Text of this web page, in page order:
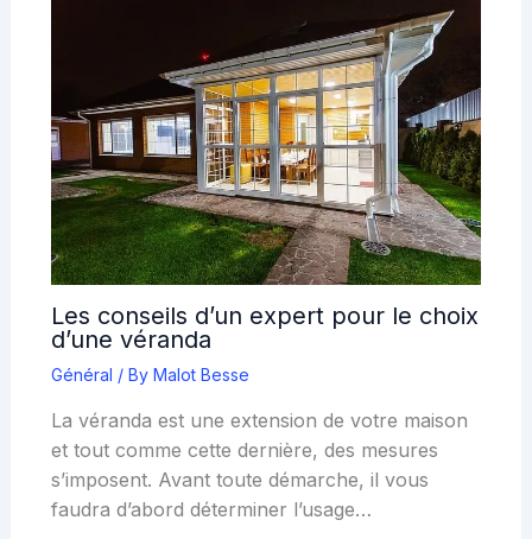
Les conseils d’un expert pour le choix
d’une véranda
Général / By Malot Besse
La véranda est une extension de votre maison
et tout comme cette dernière, des mesures
s’imposent. Avant toute démarche, il vous
faudra d’abord déterminer l’usage…